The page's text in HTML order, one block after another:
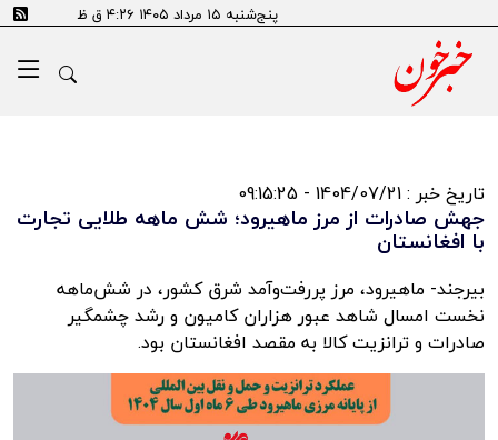
پنج‌شنبه ۱۵ مرداد ۱۴۰۵ ۴:۲۶ ق ظ
تاریخ خبر : 1404/07/21 - 09:15:25
جهش صادرات از مرز ماهیرود؛ شش ماهه طلایی تجارت
با افغانستان
بیرجند- ماهیرود، مرز پررفت‌وآمد شرق کشور، در شش‌ماهه
نخست امسال شاهد عبور هزاران کامیون و رشد چشمگیر
صادرات و ترانزیت کالا به مقصد افغانستان بود.